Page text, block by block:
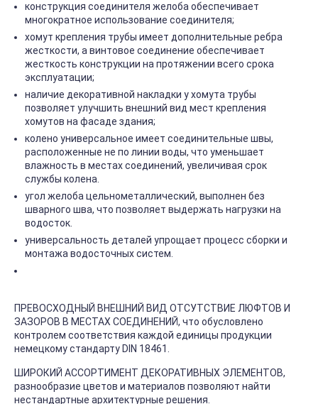
конструкция соединителя желоба обеспечивает
многократное использование соединителя;
хомут крепления трубы имеет дополнительные ребра
жесткости, а винтовое соединение обеспечивает
жесткость конструкции на протяжении всего срока
эксплуатации;
наличие декоративной накладки у хомута трубы
позволяет улучшить внешний вид мест крепления
хомутов на фасаде здания;
колено универсальное имеет соединительные швы,
расположенные не по линии воды, что уменьшает
влажность в местах соединений, увеличивая срок
службы колена.
угол желоба цельнометаллический, выполнен без
шварного шва, что позволяет выдержать нагрузки на
водосток.
универсальность деталей упрощает процесс сборки и
монтажа водосточных систем.
ПРЕВОСХОДНЫЙ ВНЕШНИЙ ВИД ОТСУТСТВИЕ ЛЮФТОВ И
ЗАЗОРОВ В МЕСТАХ СОЕДИНЕНИЙ, что обусловлено
контролем соответствия каждой единицы продукции
немецкому стандарту DIN 18461.
ШИРОКИЙ АССОРТИМЕНТ ДЕКОРАТИВНЫХ ЭЛЕМЕНТОВ,
разнообразие цветов и материалов позволяют найти
нестандартные архитектурные решения.